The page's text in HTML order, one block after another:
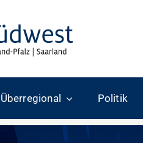
Überregional Politik